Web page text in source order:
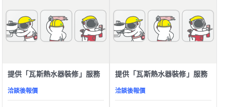
提供「瓦斯熱水器裝修」服務
洽談後報價
提供「瓦斯熱水器裝修」服務
洽談後報價